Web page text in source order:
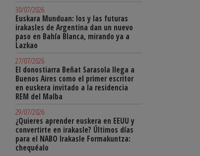
30/07/2026
Euskara Munduan: los y las futuras
irakasles de Argentina dan un nuevo
paso en Bahía Blanca, mirando ya a
Lazkao
27/07/2026
El donostiarra Beñat Sarasola llega a
Buenos Aires como el primer escritor
en euskera invitado a la residencia
REM del Malba
29/07/2026
¿Quieres aprender euskera en EEUU y
convertirte en irakasle? Últimos días
para el NABO Irakasle Formakuntza:
chequéalo